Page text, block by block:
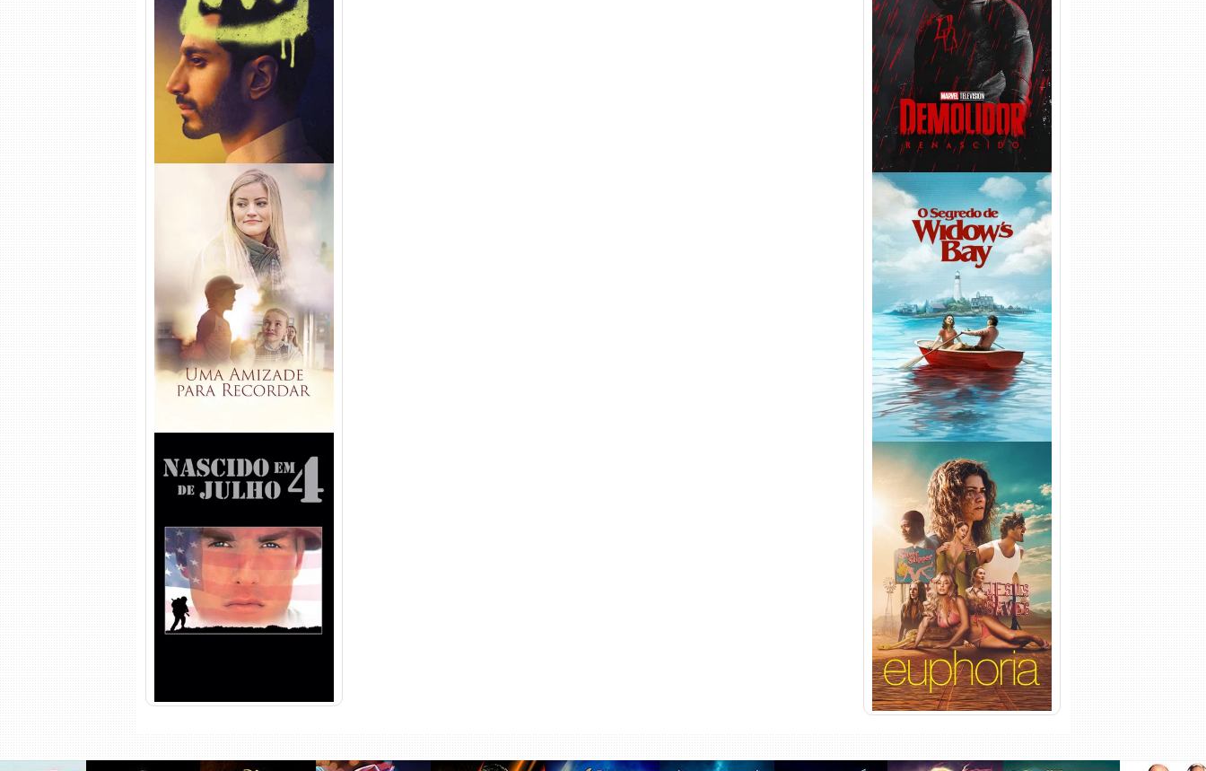
Hamlet Torrent (2026) WEB-
DL 1080p Dual Áudio
Uma Amizade para Recordar
Torrent (2025) WEB-DL 1080p
Dual Áudio
Nascido em 4 de Julho
Torrent (1989) WEB-DL 1080p
Dual Áudio
Demolidor: Renascido 2ª
Temporada (2026) WEB-DL
1080p Dual Áudio
O Segredo de Widow’s Bay
1ª Temporada Torrent (2026)
WEB-DL 1080p Dual Áudio
Euphoria 3ª Temporada
Torrent (2026) WEB-DL 1080p
Dual Áudio